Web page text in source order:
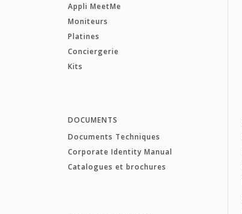
Appli MeetMe
Moniteurs
Platines
Conciergerie
Kits
DOCUMENTS
Documents Techniques
Corporate Identity Manual
Catalogues et brochures